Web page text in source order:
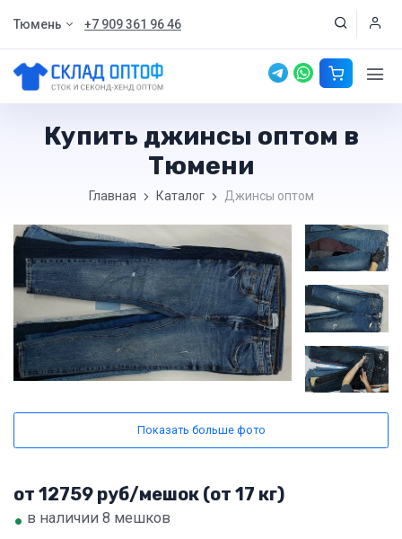
Тюмень +7 909 361 96 46
Купить джинсы оптом в
Тюмени
Главная Каталог Джинсы оптом
Показать больше фото
от 12759 руб/мешок (от 17 кг)
• в наличии 8 мешков